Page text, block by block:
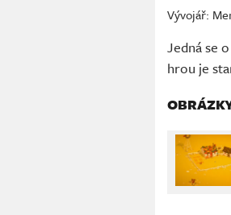
Vývojář:
Jedná se
hrou je